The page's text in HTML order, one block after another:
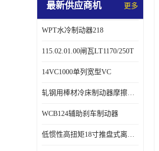
最新供应商机 更多
WPT水冷制动器218
115.02.01.00闸瓦LT1170/250T
14VC1000单列宽型VC
轧钢用棒材冷床制动器摩擦片218
WCB124辅助刹车制动器
低惯性高扭矩18寸推盘式离合器中心盘齿盘W18-11-101